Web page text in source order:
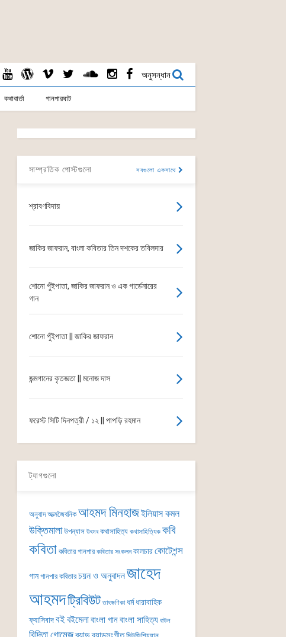
অনুসন্ধান
কথাবার্তা গানপারঘাট
সাম্প্রতিক পোস্টগুলো সবগুলো একসাথে
শ্রাবণবিদায়
জাকির জাফরান, বাংলা কবিতার তিন দশকের তবিলদার
শোনো পুঁইপাতা, জাকির জাফরান ও এক গার্ডেনারের
গান
শোনো পুঁইপাতা || জাকির জাফরান
জন্মগানের কৃতজ্ঞতা || মনোজ দাস
ফরেস্ট সিটি দিনপত্রী / ১২ || পাপড়ি রহমান
ট্যাগগুলো
অনুবাদ আত্মজৈবনিক আহমদ মিনহাজইলিয়াস কমল
উক্তিমালা উপন্যাস উৎসব কথাসাহিত্য কথাসাহিত্যিক কবি
কবিতা কবিতার গানপার কবিতার সংকলন কালচারকোটেশন্স
গান গানপার কবিতার চয়ন ও অনুবাদনজাহেদ
আহমদট্রিবিউট তাৎক্ষণিকা ধর্ম ধারাবাহিক
ফ্যাসিবাদবইবইমেলাবাংলা গানবাংলা সাহিত্য বাউল
বিদিতা গোমেজ